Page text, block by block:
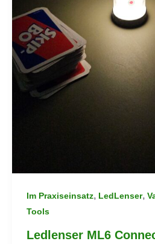
Im Praxiseinsatz, LedLenser,
Tools
Ledlenser ML6